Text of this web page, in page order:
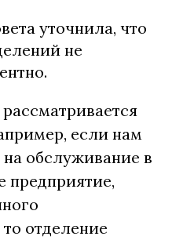
уточнила, что
не
если нам
на обслуживание в
предприятие,
отделение